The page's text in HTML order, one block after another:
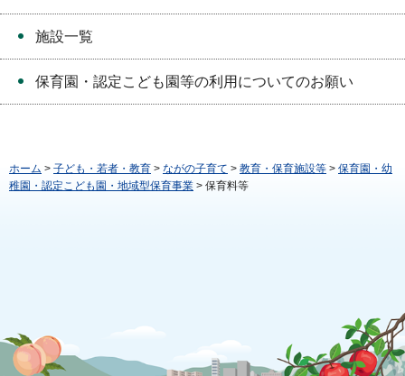
施設一覧
保育園・認定こども園等の利用についてのお願い
ホーム > 子ども・若者・教育 > ながの子育て > 教育・保育施設等 > 保育園・幼
稚園・認定こども園・地域型保育事業 > 保育料等